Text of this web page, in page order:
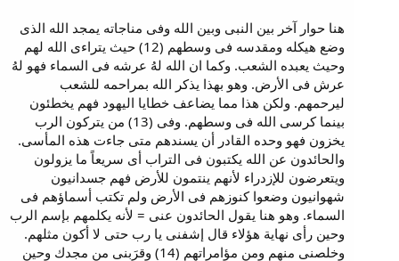
هنا حوار آخر بين النبى وبين الله وفى مناجاته يمجد الله الذى
وضع هيكله ومقدسه فى وسطهم (12) حيث يتراءى الله لهم
وحيث يعبده الشعب. وكما ان الله لهُ عرشه فى السماء فهو لهُ
عرش فى الأرض. وهو بهذا يذكر الله بمراحمه للشعب
ليرحمهم. ولكن هذا مما يضاعف خطايا اليهود فهم يخطئون
بينما كرسى الله فى وسطهم. وفى (13) من يتركون الرب
يخزون فهو وحده القادر أن يسندهم متى جاءت هذه المأسى.
والحائدون عن الله يكتبون فى التراب أى سريعاً ما يزولون
ويتعرضون للإزدراء لأنهم ينتمون للأرض فهم جسدانيون
شهوانيون وضعوا كنوزهم فى الأرض ولم تكتب أسماؤهم فى
السماء. وهو هنا يقول الحائدون عنى = لأنه يكلمهم بإسم الرب
وحين رأى نهاية هؤلاء قال إشفنى يا رب حتى لا أكون مثلهم.
وخلصنى منهم ومن مؤامراتهم (14) وقرَبنى من مجدك وحين